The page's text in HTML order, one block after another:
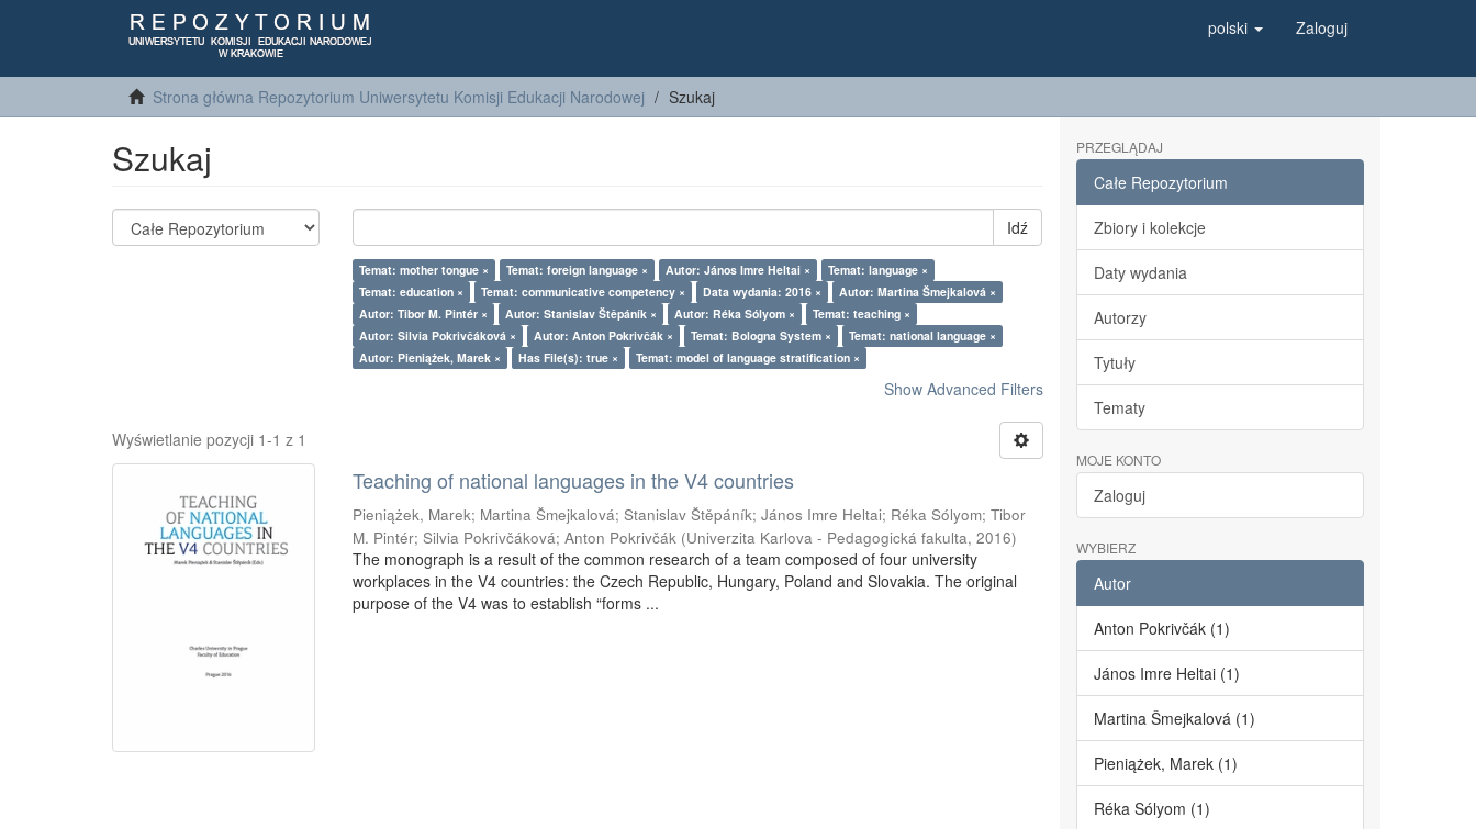
polski Zaloguj
Strona główna Repozytorium Uniwersytetu Komisji Edukacji Narodowej Szukaj
Szukaj
Idź
Temat: mother tongue × Temat: foreign language × Autor: János Imre Heltai ×
Temat: language ×
Temat: education ×
Temat: communicative competency × Data wydania: 2016 ×
Autor: Martina Šmejkalová ×
Autor: Tibor M. Pintér ×
Autor: Stanislav Štěpáník × Autor: Réka Sólyom ×
Temat: teaching ×
Autor: Silvia Pokrivčáková ×
Autor: Anton Pokrivčák × Temat: Bologna System ×
Temat: national language ×
Autor: Pieniążek, Marek ×
Has File(s): true × Temat: model of language stratification ×
Show Advanced Filters
Wyświetlanie pozycji 1-1 z 1
Teaching of national languages in the V4 countries
Pieniążek, Marek; Martina Šmejkalová;Stanislav Štěpáník;János Imre Heltai; Réka Sólyom;Tibor
M. Pintér;Silvia Pokrivčáková;Anton Pokrivčák (Univerzita Karlova - Pedagogická fakulta,2016)
The monograph is a result of the common research of a team composed of four university
workplaces in the V4 countries: the Czech Republic, Hungary, Poland and Slovakia. The original
purpose of the V4 was to establish “forms ...
PRZEGLĄDAJ
Całe Repozytorium
Zbiory i kolekcje
Daty wydania
Autorzy
Tytuły
Tematy
MOJE KONTO
Zaloguj
WYBIERZ
Autor
Anton Pokrivčák (1)
János Imre Heltai (1)
Martina Šmejkalová (1)
Pieniążek, Marek (1)
Réka Sólyom (1)